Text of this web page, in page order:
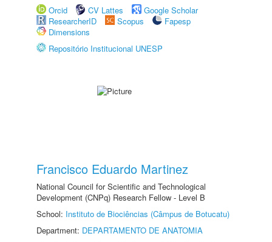
Orcid
CV Lattes
Google Scholar
ResearcherID
Scopus
Fapesp
Dimensions
Repositório Institucional UNESP
Francisco Eduardo Martinez
National Council for Scientific and Technological
Development (CNPq) Research Fellow - Level B
School: Instituto de Biociências (Câmpus de Botucatu)
Department: DEPARTAMENTO DE ANATOMIA